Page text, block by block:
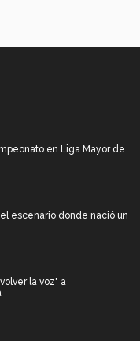
en Liga Mayor de
escenario donde nació un
la voz" a